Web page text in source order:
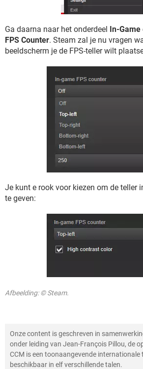
Ga daarna naar het onderdeel In-Game
FPS Counter. Steam zal je nu vragen
beeldscherm je de FPS-teller wilt
Je kunt e rook voor kiezen om de teller
te geven:
Afbeelding: © Steam.
Onze content is geschreven in
onder leiding van Jean-François Pillou, de
CCM is een toonaangevende internationale
beschikbaar in elf verschillende talen.